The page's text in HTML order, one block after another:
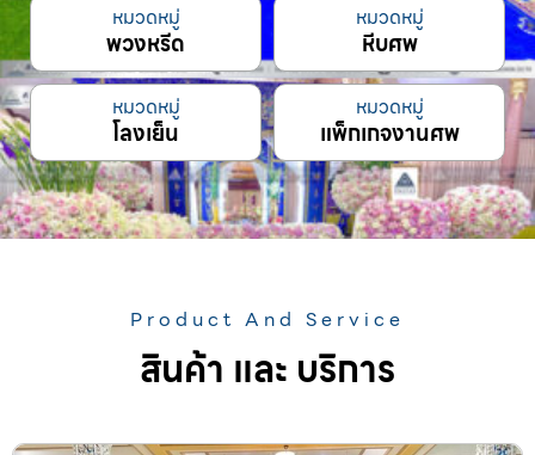
หมวดหมู่
พวงหรีด
หมวดหมู่
หีบศพ
หมวดหมู่
โลงเย็น
หมวดหมู่
แพ็กเกจงานศพ
Product And Service
สินค้า และ บริการ